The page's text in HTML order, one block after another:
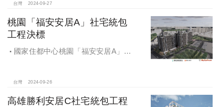
台灣 2024-09-27
桃園「福安安居A」社宅統包
工程決標
國家住都中心桃園「福安安居A」社
台灣 2024-09-26
高雄勝利安居C社宅統包工程